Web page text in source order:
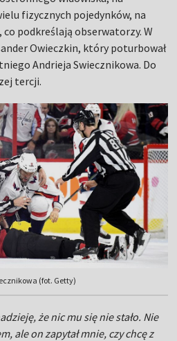
fizycznych pojedynków, na
podkreślają obserwatorzy. W
Owieczkin, który poturbował
Andrieja Swiecznikowa. Do
tercji.
(fot. Getty)
że nic mu się nie stało. Nie
ale on zapytał mnie, czy chcę z